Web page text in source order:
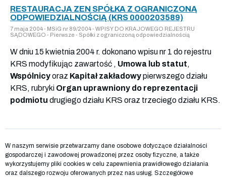
RESTAURACJA ZEN SPÓŁKA Z OGRANICZONĄ
ODPOWIEDZIALNOŚCIĄ (KRS 0000203589)
7 maja 2004 - MSiG nr 89/2004 - WPISY DO KRAJOWEGO REJESTRU
SĄDOWEGO - Pierwsze - Spółki z ograniczoną odpowiedzialnością
W dniu 15 kwietnia 2004 r. dokonano wpisu nr 1 do rejestru
KRS modyfikując zawartość , Umowa lub statut,
Wspólnicyoraz Kapitał zakładowypierwszego działu
KRS, rubryki Organ uprawniony do reprezentacji
podmiotu drugiego działu KRS oraz trzeciego działu KRS.
W naszym serwisie przetwarzamy dane osobowe dotyczące działalności
gospodarczej i zawodowej prowadzonej przez osoby fizyczne, a także
wykorzystujemy pliki cookies w celu zapewnienia prawidłowego działania
oraz dalszego rozwoju oferowanych przez nas usług. Szczegółowe